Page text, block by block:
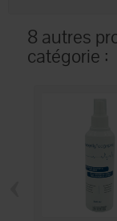
8 autres
catégorie :